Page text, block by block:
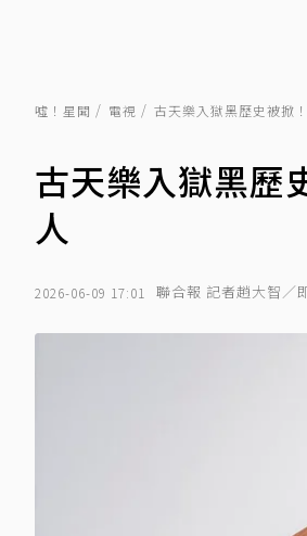
噓！星聞 電視 古天樂入獄黑歷史被掀
古天樂入獄黑歷
人
2026-06-09 17:01 聯合報 記者趙大智／